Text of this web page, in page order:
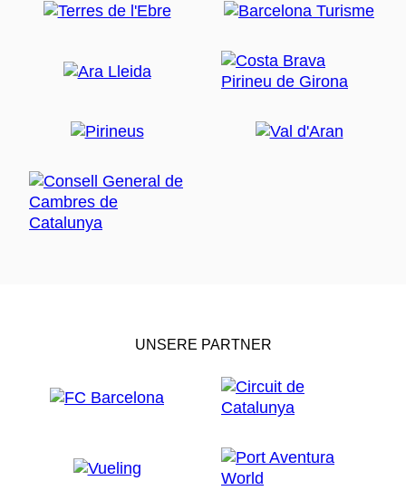
UNSERE PARTNER